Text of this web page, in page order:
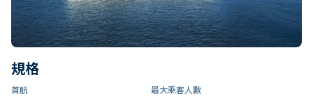
規格
首航 最大乘客人數